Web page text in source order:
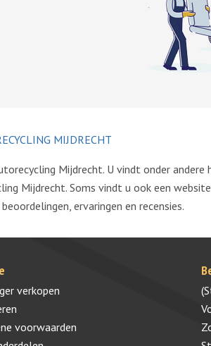
MIJDRECHT
Mijdrecht. U vindt onder andere
Mijdrecht. Soms vindt u ook een
ervaringen en recensies.
verkopen
voorwaarden